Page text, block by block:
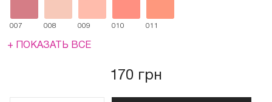
007 008 009 010 011
+ ПОКАЗАТЬ ВСЕ
170 грн